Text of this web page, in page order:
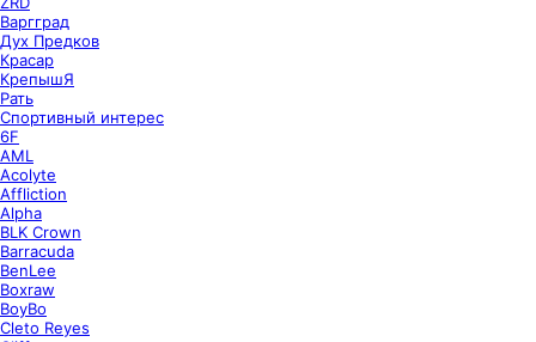
Варгград
Дух Предков
Красар
КрепышЯ
Рать
Спортивный интерес
6F
AML
Acolyte
Affliction
Alpha
BLK Crown
Barracuda
BenLee
Boxraw
BoyBo
Cleto Reyes